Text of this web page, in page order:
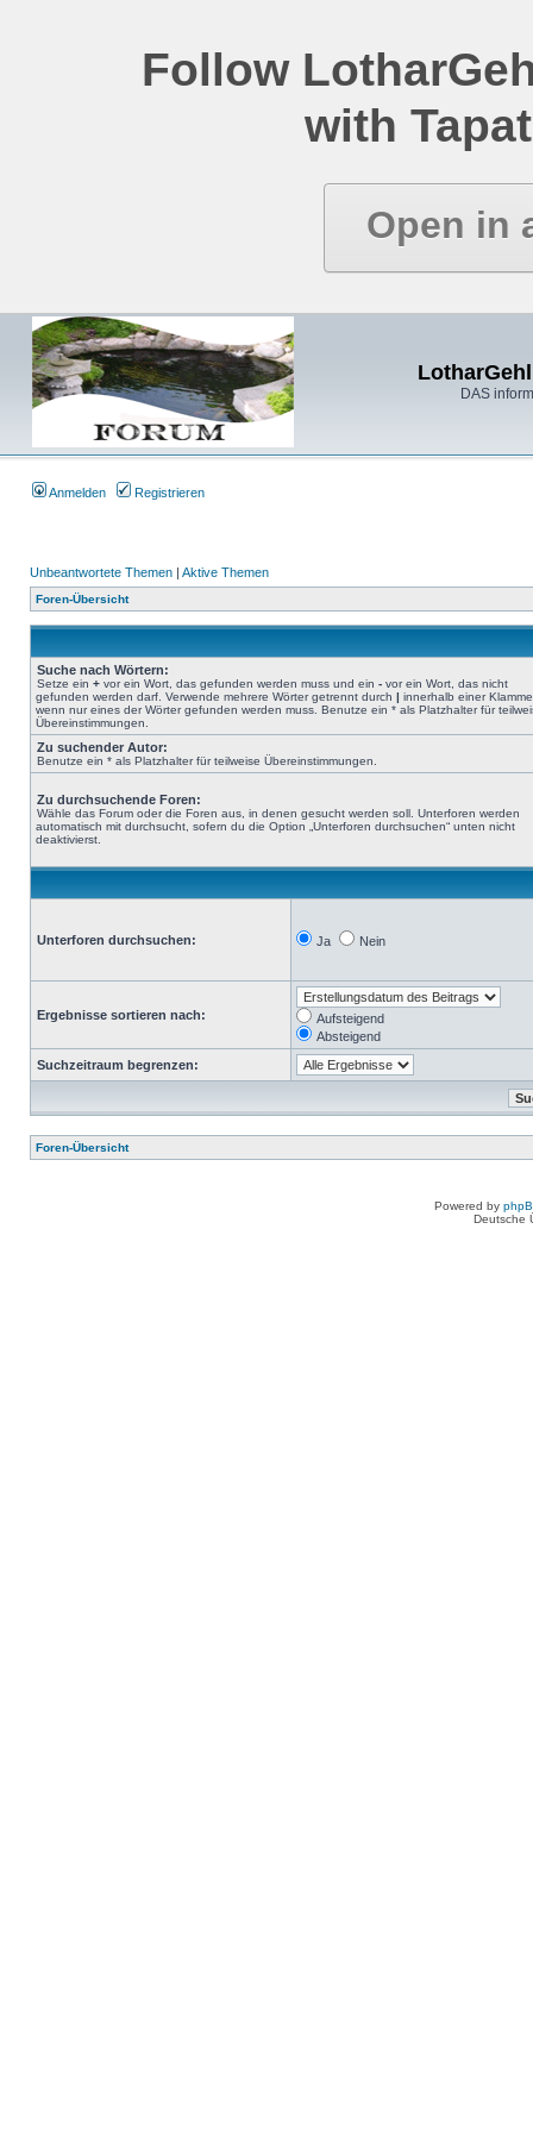
Follow
with
Open in
DAS
Anmelden Registrieren
Unbeantwortete Themen | Aktive Themen
Foren-Übersicht
Suche nach Wörtern:
Setze ein + vor ein Wort, das gefunden werden muss und ein - vor ein Wort, das nicht
gefunden werden darf. Verwende mehrere Wörter getrennt durch | innerhalb einer
wenn nur eines der Wörter gefunden werden muss. Benutze ein * als Platzhalter für
Übereinstimmungen.
Zu suchender Autor:
Benutze ein * als Platzhalter für teilweise Übereinstimmungen.
Zu durchsuchende Foren:
Wähle das Forum oder die Foren aus, in denen gesucht werden soll. Unterforen werden
automatisch mit durchsucht, sofern du die Option „Unterforen durchsuchen“ unten nicht
deaktivierst.
Unterforen durchsuchen: Ja Nein
Ergebnisse sortieren nach:
Aufsteigend
Absteigend
Suchzeitraum begrenzen:
Foren-Übersicht
Powered by
Deutsche